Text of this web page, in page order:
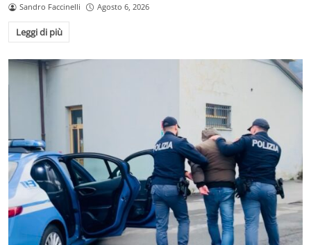
Sandro Faccinelli Agosto 6, 2026
Leggi di più